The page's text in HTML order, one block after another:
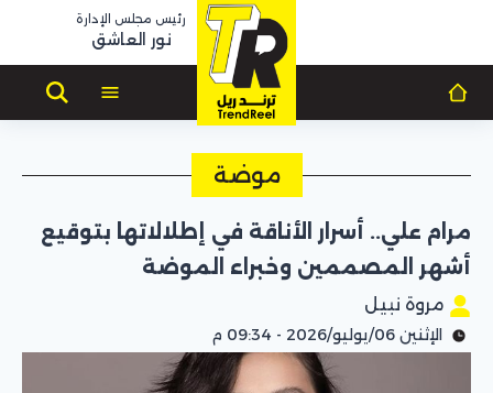
رئيس مجلس الإدارة
نور العاشق
موضة
مرام علي.. أسرار الأناقة في إطلالاتها بتوقيع
أشهر المصممين وخبراء الموضة
مروة نبيل
الإثنين 06/يوليو/2026 - 09:34 م